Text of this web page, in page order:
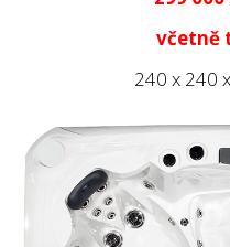
včetně
240 x 240